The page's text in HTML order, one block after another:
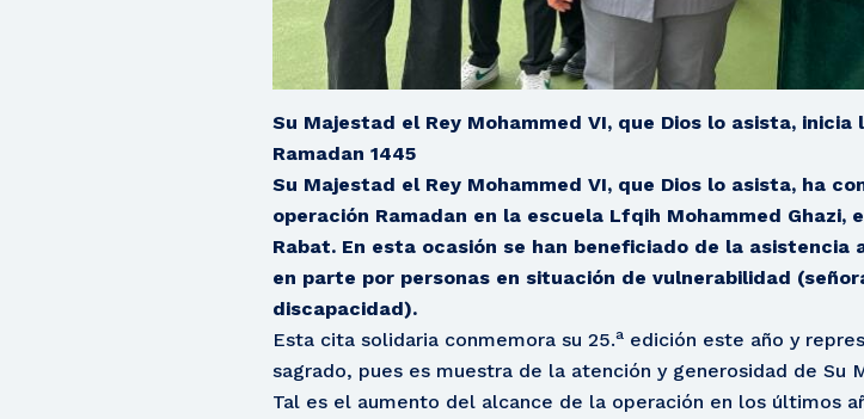
Su Majestad el Rey Mohammed VI, que Dios lo asista,
Ramadan 1445
Su Majestad el Rey Mohammed VI, que Dios lo asista, ha
operación Ramadan en la escuela Lfqih Mohammed Ghazi,
Rabat. En esta ocasión se han beneficiado de la
en parte por personas en situación de vulnerabilidad
discapacidad).
Esta cita solidaria conmemora su 25.a edición este año y
sagrado, pues es muestra de la atención y generosidad de Su
Tal es el aumento del alcance de la operación en los últimos